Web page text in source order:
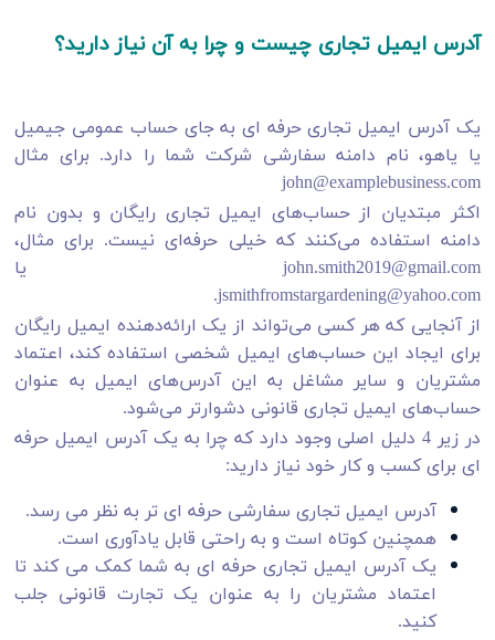
آدرس ایمیل تجاری چیست و چرا به آن نیاز دارید؟
یک آدرس ایمیل تجاری حرفه ای به جای حساب عمومی جیمیل
یا یاهو، نام دامنه سفارشی شرکت شما را دارد. برای مثال
john@examplebusiness.com
اکثر مبتدیان از حساب‌های ایمیل تجاری رایگان و بدون نام
دامنه استفاده می‌کنند که خیلی حرفه‌ای نیست. برای مثال،
john.smith2019@gmail.com یا
jsmithfromstargardening@yahoo.com.
از آنجایی که هر کسی می‌تواند از یک ارائه‌دهنده ایمیل رایگان
برای ایجاد این حساب‌های ایمیل شخصی استفاده کند، اعتماد
مشتریان و سایر مشاغل به این آدرس‌های ایمیل به عنوان
حساب‌های ایمیل تجاری قانونی دشوارتر می‌شود.
در زیر 4 دلیل اصلی وجود دارد که چرا به یک آدرس ایمیل حرفه
ای برای کسب و کار خود نیاز دارید:
آدرس ایمیل تجاری سفارشی حرفه ای تر به نظر می رسد.
همچنین کوتاه است و به راحتی قابل یادآوری است.
یک آدرس ایمیل تجاری حرفه ای به شما کمک می کند تا
اعتماد مشتریان را به عنوان یک تجارت قانونی جلب
کنید.